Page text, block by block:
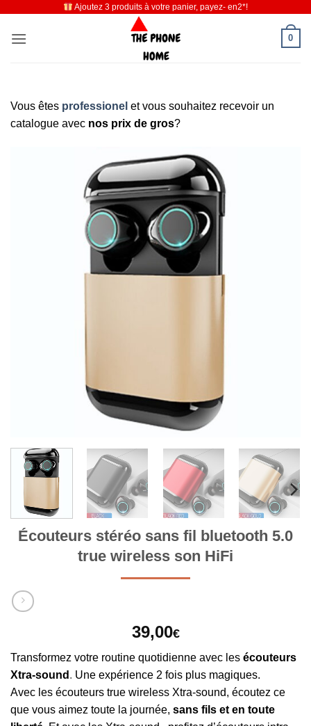
contenu
Ajoutez 3 produits à votre panier, payez- en2*!
0
Vous êtes professionel et vous souhaitez recevoir un
catalogue avec nos prix de gros?
Écouteurs stéréo sans fil bluetooth 5.0
true wireless son HiFi
39,00€
Transformez votre routine quotidienne avec les écouteurs
Xtra-sound . Une expérience 2 fois plus magiques.
Avec les écouteurs true wireless Xtra-sound, écoutez ce
que vous aimez toute la journée, sans fils et en toute